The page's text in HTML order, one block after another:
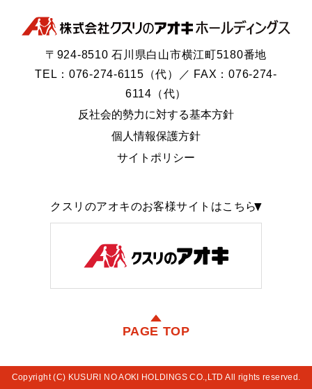
〒924-8510 石川県白山市横江町5180番地
TEL：076-274-6115（代）／ FAX：076-274-
6114（代）
反社会的勢力に対する基本方針
個人情報保護方針
サイトポリシー
クスリのアオキのお客様サイトはこちら
PAGE TOP
Copyright (C) KUSURI NO AOKI HOLDINGS CO.,LTD All rights reserved.